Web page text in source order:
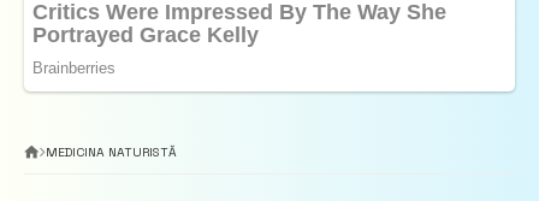
MEDICINA NATURISTĂ